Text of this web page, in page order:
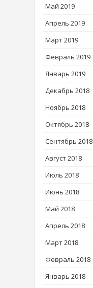
Май 2019
Апрель 2019
Март 2019
Февраль 2019
Январь 2019
Декабрь 2018
Ноябрь 2018
Октябрь 2018
Сентябрь 2018
Август 2018
Июль 2018
Июнь 2018
Май 2018
Апрель 2018
Март 2018
Февраль 2018
Январь 2018